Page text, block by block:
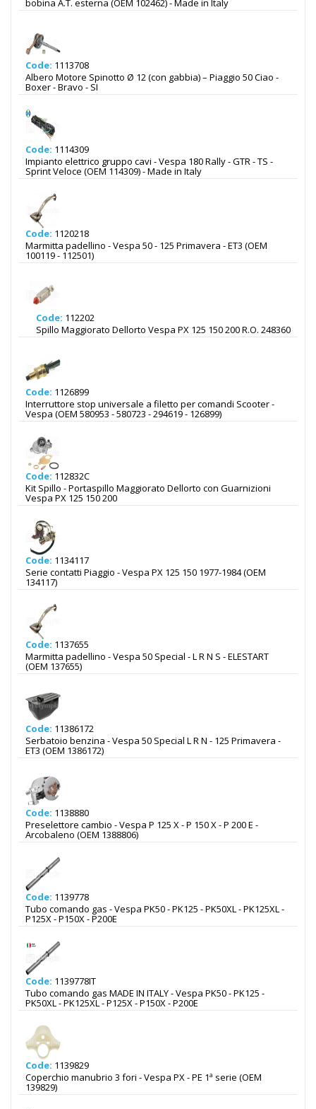
bobina A.T. esterna (OEM 102462) - Made in Italy
Code: 1113708
Albero Motore Spinotto Ø 12 (con gabbia) – Piaggio 50 Ciao -
Boxer - Bravo - SI
Code: 1114309
Impianto elettrico gruppo cavi - Vespa 180 Rally - GTR - TS -
Sprint Veloce (OEM 114309) - Made in Italy
Code: 1120218
Marmitta padellino - Vespa 50 - 125 Primavera - ET3 (OEM
100119 - 112501)
Code: 112202
Spillo Maggiorato Dellorto Vespa PX 125 150 200 R.O. 248360
Code: 1126899
Interruttore stop universale a filetto per comandi Scooter -
Vespa (OEM 580953 - 580723 - 294619 - 126899)
Code: 112832C
Kit Spillo - Portaspillo Maggiorato Dellorto con Guarnizioni
Vespa PX 125 150 200
Code: 1134117
Serie contatti Piaggio - Vespa PX 125 150 1977-1984 (OEM
134117)
Code: 1137655
Marmitta padellino - Vespa 50 Special - L R N S - ELESTART
(OEM 137655)
Code: 11386172
Serbatoio benzina - Vespa 50 Special L R N - 125 Primavera -
ET3 (OEM 1386172)
Code: 1138880
Preselettore cambio - Vespa P 125 X - P 150 X - P 200 E -
Arcobaleno (OEM 1388806)
Code: 1139778
Tubo comando gas - Vespa PK50 - PK125 - PK50XL - PK125XL -
P125X - P150X - P200E
Code: 1139778IT
Tubo comando gas MADE IN ITALY - Vespa PK50 - PK125 -
PK50XL - PK125XL - P125X - P150X - P200E
Code: 1139829
Coperchio manubrio 3 fori - Vespa PX - PE 1ª serie (OEM
139829)